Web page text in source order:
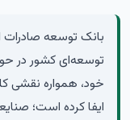
بانک توسعه صادرات
خود، همواره نقشی
ایفا کرده است؛